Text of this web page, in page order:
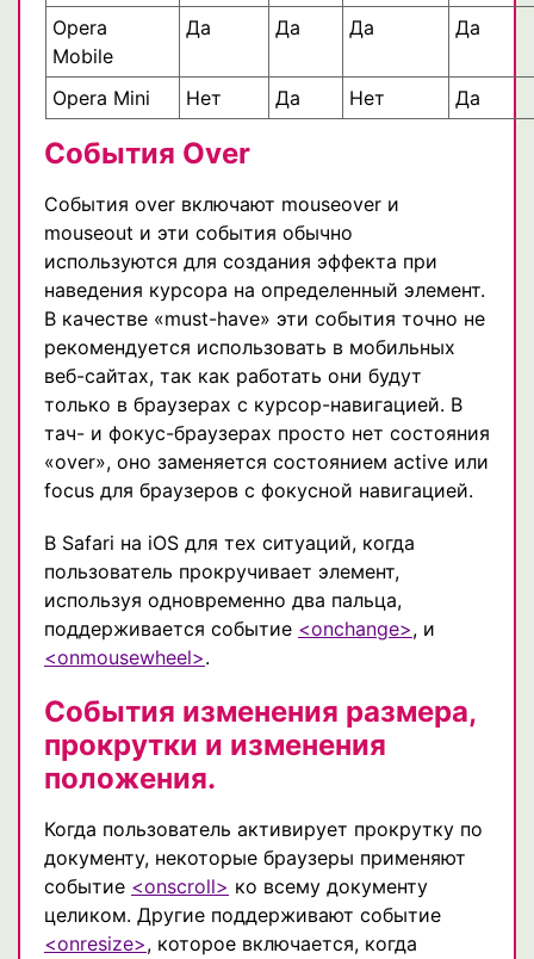
Opera
Mobile
Да Да Да Да
Opera Mini Нет Да Нет Да
События Over
События over включают mouseover и
mouseout и эти события обычно
используются для создания эффекта при
наведения курсора на определенный элемент.
В качестве «must-have» эти события точно не
рекомендуется использовать в мобильных
веб-сайтах, так как работать они будут
только в браузерах с курсор-навигацией. В
тач- и фокус-браузерах просто нет состояния
«over», оно заменяется состоянием active или
focus для браузеров с фокусной навигацией.
В Safari на iOS для тех ситуаций, когда
пользователь прокручивает элемент,
используя одновременно два пальца,
поддерживается событие <onchange>, и
<onmousewheel>.
События изменения размера,
прокрутки и изменения
положения.
Когда пользователь активирует прокрутку по
документу, некоторые браузеры применяют
событие <onscroll> ко всему документу
целиком. Другие поддерживают событие
<onresize>, которое включается, когда